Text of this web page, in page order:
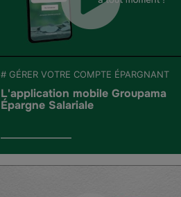
# GÉRER VOTRE COMPTE ÉPARGNANT
L'application mobile Groupama
Épargne Salariale